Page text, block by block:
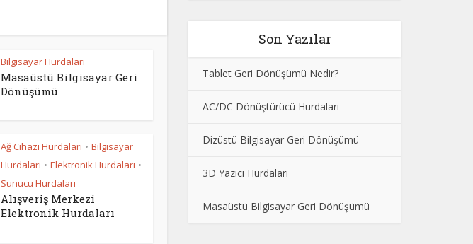
Bilgisayar Hurdaları
Masaüstü Bilgisayar Geri
Dönüşümü
Ağ Cihazı Hurdaları • Bilgisayar
Hurdaları • Elektronik Hurdaları •
Sunucu Hurdaları
Alışveriş Merkezi
Elektronik Hurdaları
Son Yazılar
Tablet Geri Dönüşümü Nedir?
AC/DC Dönüştürücü Hurdaları
Dizüstü Bilgisayar Geri Dönüşümü
3D Yazıcı Hurdaları
Masaüstü Bilgisayar Geri Dönüşümü